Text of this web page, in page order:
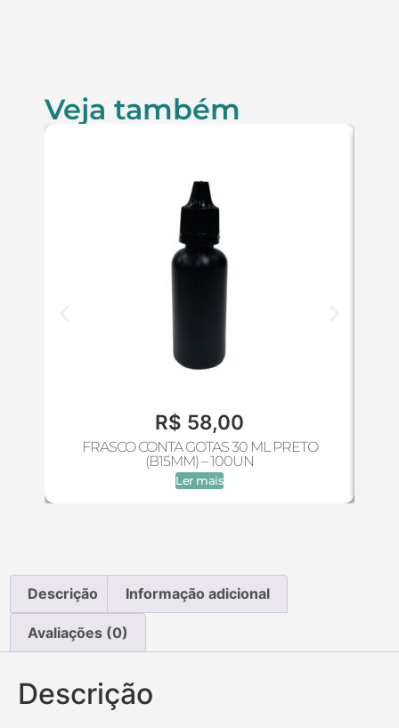
Veja também
R$ 58,00
FRASCO CONTA GOTAS 30 ML PRETO
(B15MM) – 100UN
Ler mais
Descrição Informação adicional
Avaliações (0)
Descrição